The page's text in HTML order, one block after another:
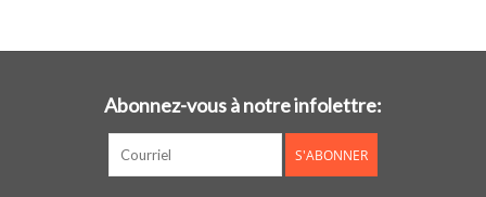
Abonnez-vous à notre infolettre:
S'ABONNER